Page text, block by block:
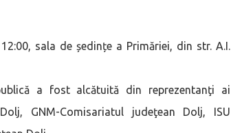
sala de ședințe a Primăriei, din str. A.I.
a fost alcătuită din reprezentanţi ai
GNM-Comisariatul judeţean Dolj, ISU